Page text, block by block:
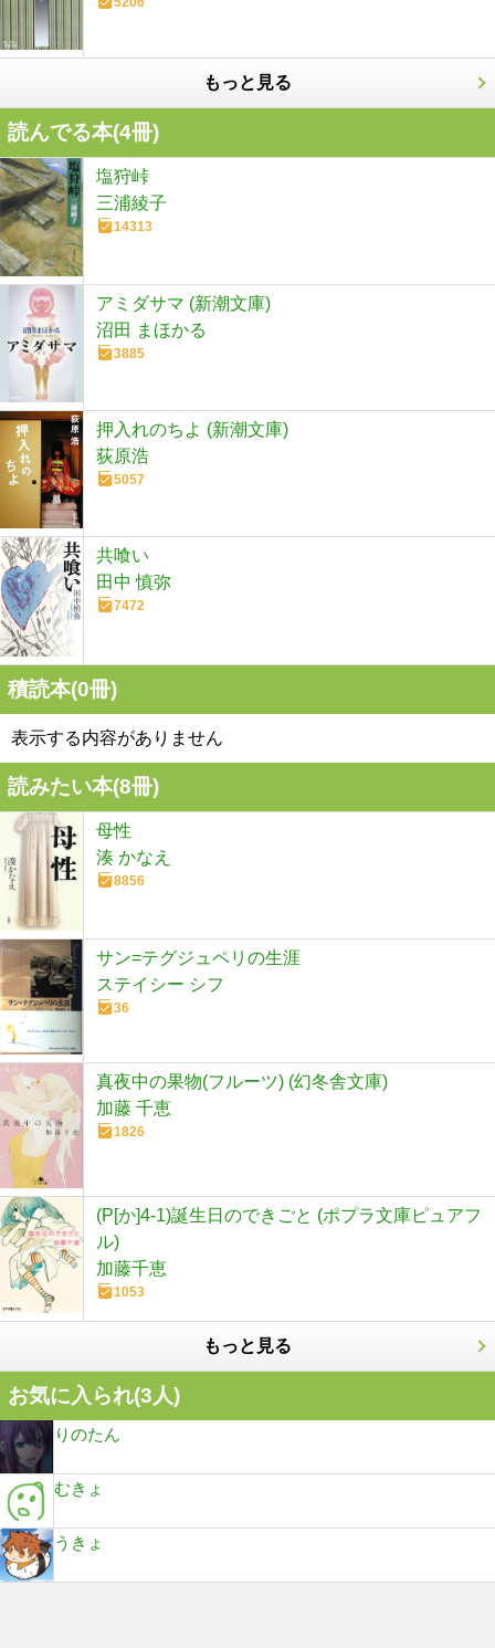
もっと見る
読んでる本(4冊)
塩狩峠
三浦綾子
14313
アミダサマ (新潮文庫)
沼田 まほかる
3885
押入れのちよ (新潮文庫)
荻原浩
5057
共喰い
田中 慎弥
7472
積読本(0冊)
表示する内容がありません
読みたい本(8冊)
母性
湊 かなえ
8856
サン=テグジュペリの生涯
ステイシー シフ
36
真夜中の果物(フルーツ) (幻冬舎文庫)
加藤 千恵
1826
(P[か]4-1)誕生日のできごと (ポプラ文庫ピュアフ
ル)
加藤千恵
1053
もっと見る
お気に入られ(3人)
りのたん
むきょ
うきょ